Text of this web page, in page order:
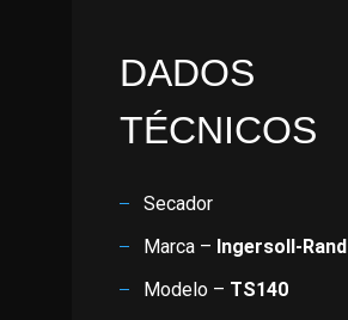
DADOS
TÉCNICOS
Secador
Marca – Ingersoll-Rand
Modelo – TS140